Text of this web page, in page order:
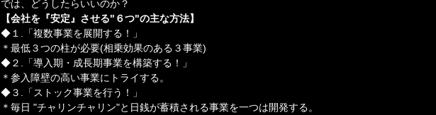
では、どうしたらいいのか？
【会社を『安定』させる"６つ"の主な方法】
◆１.「複数事業を展開する！」
＊最低３つの柱が必要(相乗効果のある３事業)
◆２.「導入期・成長期事業を構築する！」
＊参入障壁の高い事業にトライする。
◆３.「ストック事業を行う！」
＊毎日 "チャリンチャリン"と日銭が蓄積される事業を一つは開発する。